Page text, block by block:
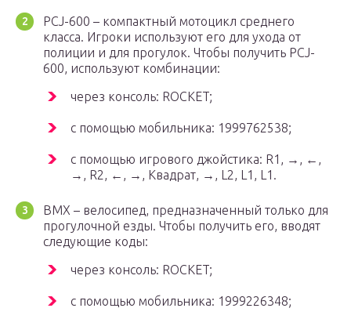
PCJ-600 – компактный мотоцикл среднего
класса. Игроки используют его для ухода от
полиции и для прогулок. Чтобы получить PCJ-
600, используют комбинации:
через консоль: ROCKET;
с помощью мобильника: 1999762538;
с помощью игрового джойстика: R1, →, ←,
→, R2, ←, →, Квадрат, →, L2, L1, L1.
BMX – велосипед, предназначенный только для
прогулочной езды. Чтобы получить его, вводят
следующие коды:
через консоль: ROCKET;
с помощью мобильника: 1999226348;